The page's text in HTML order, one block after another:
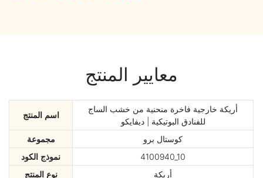
معايير المنتج
اسم المنتج
أريكة خارجية فاخرة منحنية من خشب الساج
للفنادق البوتيكية | ديفايكو
مجموعة
كوستال برو
نموذج الكود
4100940_10
نوع المنتج
أريكة